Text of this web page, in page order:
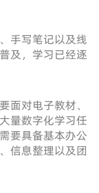
手写笔记以及线
及，学习已经逐
面对电子教材、
量数字化学习任
要具备基本办公
信息整理以及团